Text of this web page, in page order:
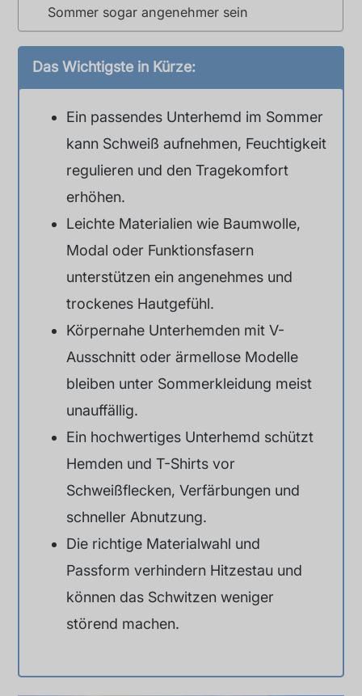
Sommer sogar angenehmer sein
Das Wichtigste in Kürze:
Ein passendes Unterhemd im Sommer
kann Schweiß aufnehmen, Feuchtigkeit
regulieren und den Tragekomfort
erhöhen.
Leichte Materialien wie Baumwolle,
Modal oder Funktionsfasern
unterstützen ein angenehmes und
trockenes Hautgefühl.
Körpernahe Unterhemden mit V-
Ausschnitt oder ärmellose Modelle
bleiben unter Sommerkleidung meist
unauffällig.
Ein hochwertiges Unterhemd schützt
Hemden und T-Shirts vor
Schweißflecken, Verfärbungen und
schneller Abnutzung.
Die richtige Materialwahl und
Passform verhindern Hitzestau und
können das Schwitzen weniger
störend machen.